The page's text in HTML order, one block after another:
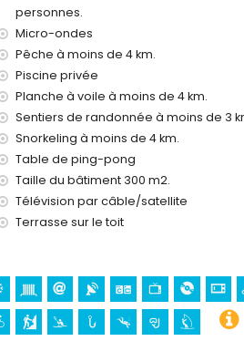
à Altea, Costa Blanca
de la maison)
zoo (Terra Natura), parc
Altea) (à moins de 5 kilomètres du
pêche, plongée, snorkeling et
personnes.
Micro-ondes
Pêche à moins de 4 km.
Piscine privée
Planche à voile à moins de 4 km.
Sentiers de randonnée à moins de 3
Snorkeling à moins de 4 km.
Table de ping-pong
Taille du bâtiment 300 m2.
Télévision par câble/satellite
Terrasse sur le toit